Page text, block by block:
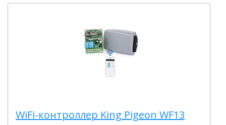
WiFi-контроллер King Pigeon WF13